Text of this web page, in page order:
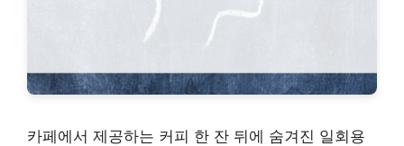
카페에서 제공하는 커피 한 잔 뒤에 숨겨진 일회용